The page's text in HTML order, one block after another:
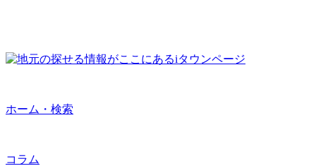
ホーム・検索
コラム